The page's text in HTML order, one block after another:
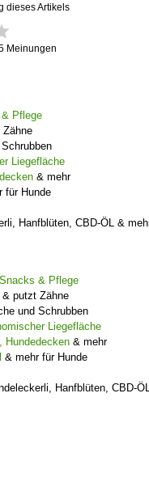
dieses Artikels
Meinungen
Pflege
Zähne
Liegefläche
& mehr
für Hunde
Hanfblüten, CBD-ÖL &
& Pflege
putzt Zähne
und Schrubben
Liegefläche
Hundedecken& mehr
& mehr für Hunde
Hanfblüten, CBD-